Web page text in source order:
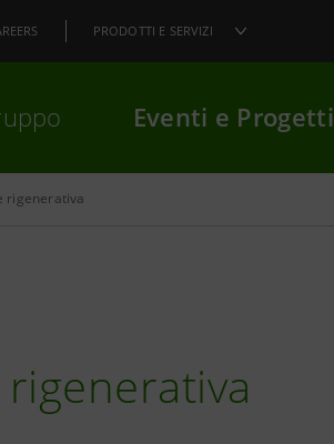
PRODOTTI E SERVIZI
Eventi e Progetti
rigenerativa